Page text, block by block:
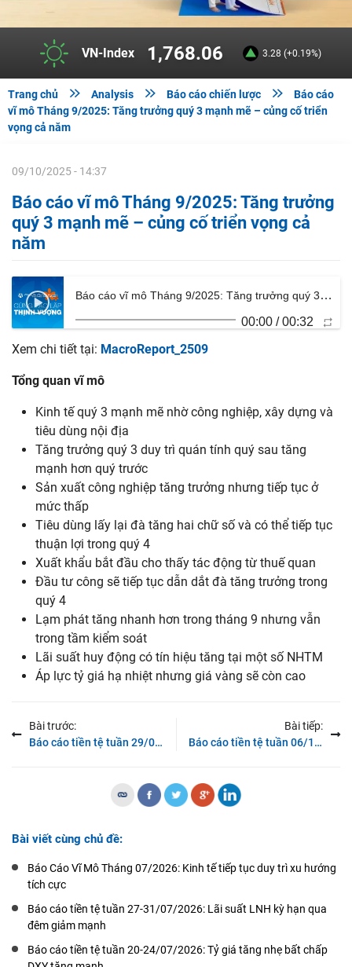
VN-Index 1,768.06 3.28 (+0.19%)
Trang chủ  Analysis  Báo cáo chiến lược 
Báo cáo
vĩ mô Tháng 9/2025: Tăng trưởng quý 3 mạnh mẽ – củng cố triển
vọng cả năm
09/10/2025 - 14:37
Báo cáo vĩ mô Tháng 9/2025: Tăng trưởng
quý 3 mạnh mẽ – củng cố triển vọng cả
năm
Báo cáo vĩ mô Tháng 9/2025: Tăng trưởng quý 3 mạnh mẽ – củng cố triển vọng cả năm
00:00 /00:32
Xem chi tiết tại: MacroReport_2509
Tổng quan vĩ mô
Kinh tế quý 3 mạnh mẽ nhờ công nghiệp, xây dựng và
tiêu dùng nội địa
Tăng trưởng quý 3 duy trì quán tính quý sau tăng
mạnh hơn quý trước
Sản xuất công nghiệp tăng trưởng nhưng tiếp tục ở
mức thấp
Tiêu dùng lấy lại đà tăng hai chữ số và có thể tiếp tục
thuận lợi trong quý 4
Xuất khẩu bắt đầu cho thấy tác động từ thuế quan
Đầu tư công sẽ tiếp tục dẫn dắt đà tăng trưởng trong
quý 4
Lạm phát tăng nhanh hơn trong tháng 9 nhưng vẫn
trong tầm kiểm soát
Lãi suất huy động có tín hiệu tăng tại một số NHTM
Áp lực tỷ giá hạ nhiệt nhưng giá vàng sẽ còn cao
Bài trước:
Báo cáo tiền tệ tuần 29/09-03/10/2025: Thanh khoản ổn định trở lại
Bài tiếp:
Báo cáo tiền tệ tuần 06/10-10/10/2025: Chênh lệch lãi suất VND-USD nới rộng hỗ trợ tỷ giá
Bài viết cùng chủ đề:
Báo Cáo Vĩ Mô Tháng 07/2026: Kinh tế tiếp tục duy trì xu hướng
tích cực
Báo cáo tiền tệ tuần 27-31/07/2026: Lãi suất LNH kỳ hạn qua
đêm giảm mạnh
Báo cáo tiền tệ tuần 20-24/07/2026: Tỷ giá tăng nhẹ bất chấp